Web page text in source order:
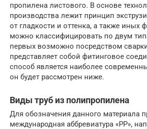
пропилена листового. В основе
производства лежит принцип
от гладкости и оттенка, а также иных
можно классифицировать по двум
первых возможно посредством
представляет собой фитинговое
способ является наиболее
он будет рассмотрен ниже.
Виды труб из полипропилена
Для обозначения данного материала
международная аббревиатура «РР»,